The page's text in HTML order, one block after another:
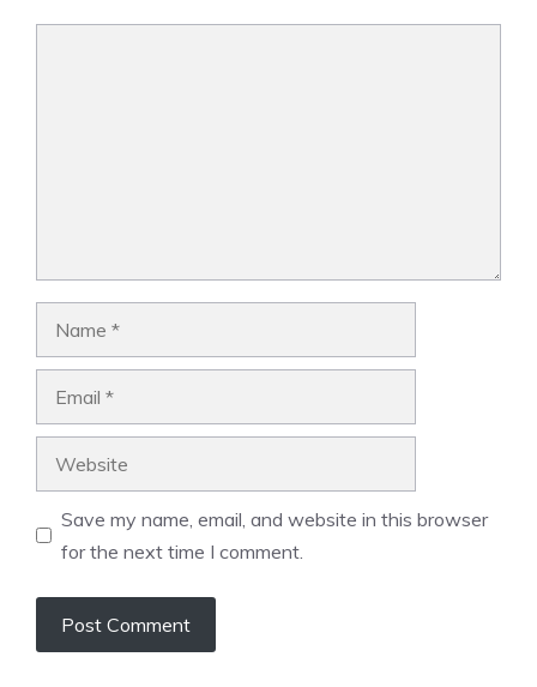
Save my name, email, and website in this browser
for the next time I comment.